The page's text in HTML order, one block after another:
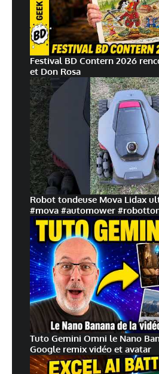
Festival BD Contern 2026
et Don Rosa
Robot tondeuse Mova Lidax
#mova #automower
Tuto Gemini Omni le Nano
Google remix vidéo et avatar